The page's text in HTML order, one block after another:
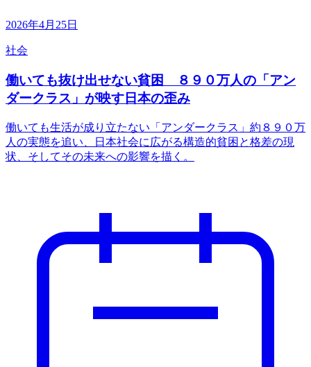
2026年4月25日
社会
働いても抜け出せない貧困 ８９０万人の「アン
ダークラス」が映す日本の歪み
働いても生活が成り立たない「アンダークラス」約８９０万
人の実態を追い、日本社会に広がる構造的貧困と格差の現
状、そしてその未来への影響を描く。